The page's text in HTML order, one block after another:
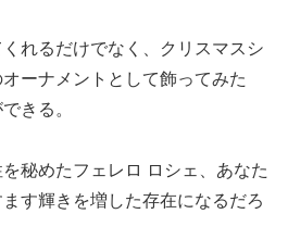
れるだけでなく、クリスマスシ
ーナメントとして飾ってみた
きる。
秘めたフェレロ ロシェ、あなた
す輝きを増した存在になるだろ